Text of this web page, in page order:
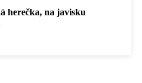
herečka, na javisku